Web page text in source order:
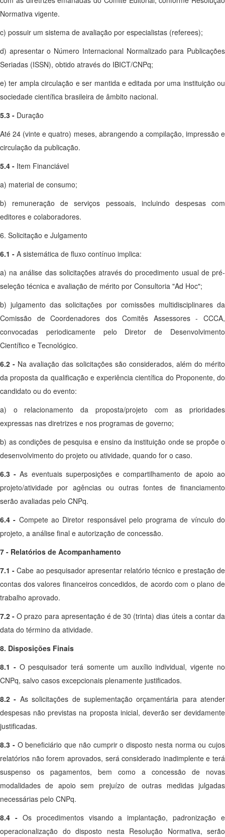
Normativa vigente.
c) possuir um sistema de avaliação por especialistas (referees);
d) apresentar o Número Internacional Normalizado para Publicações
Seriadas (ISSN), obtido através do IBICT/CNPq;
e) ter ampla circulação e ser mantida e editada por uma instituição ou
sociedade científica brasileira de âmbito nacional.
5.3 - Duração
Até 24 (vinte e quatro) meses, abrangendo a compilação, impressão e
circulação da publicação.
5.4 - Item Financiável
a) material de consumo;
b) remuneração de serviços pessoais, incluindo despesas com
editores e colaboradores.
6. Solicitação e Julgamento
6.1 - A sistemática de fluxo contínuo implica:
a) na análise das solicitações através do procedimento usual de pré-
seleção técnica e avaliação de mérito por Consultoria "Ad Hoc";
b) julgamento das solicitações por comissões multidisciplinares da
Comissão de Coordenadores dos Comitês Assessores - CCCA,
convocadas periodicamente pelo Diretor de Desenvolvimento
Científico e Tecnológico.
6.2 - Na avaliação das solicitações são considerados, além do mérito
da proposta da qualificação e experiência científica do Proponente, do
candidato ou do evento:
a) o relacionamento da proposta/projeto com as prioridades
expressas nas diretrizes e nos programas de governo;
b) as condições de pesquisa e ensino da instituição onde se propõe o
desenvolvimento do projeto ou atividade, quando for o caso.
6.3 - As eventuais superposições e compartilhamento de apoio ao
projeto/atividade por agências ou outras fontes de financiamento
serão avaliadas pelo CNPq.
6.4 - Compete ao Diretor responsável pelo programa de vínculo do
projeto, a análise final e autorização de concessão.
7 - Relatórios de Acompanhamento
7.1 - Cabe ao pesquisador apresentar relatório técnico e prestação de
contas dos valores financeiros concedidos, de acordo com o plano de
trabalho aprovado.
7.2 - O prazo para apresentação é de 30 (trinta) dias úteis a contar da
data do término da atividade.
8. Disposições Finais
8.1 -O pesquisador terá somente um auxílio individual, vigente no
CNPq, salvo casos excepcionais plenamente justificados.
8.2 - As solicitações de suplementação orçamentária para atender
despesas não previstas na proposta inicial, deverão ser devidamente
justificadas.
8.3 - O beneficiário que não cumprir o disposto nesta norma ou cujos
relatórios não forem aprovados, será considerado inadimplente e terá
suspenso os pagamentos, bem como a concessão de novas
modalidades de apoio sem prejuízo de outras medidas julgadas
necessárias pelo CNPq.
8.4 - Os procedimentos visando a implantação, padronização e
operacionalização do disposto nesta Resolução Normativa, serão